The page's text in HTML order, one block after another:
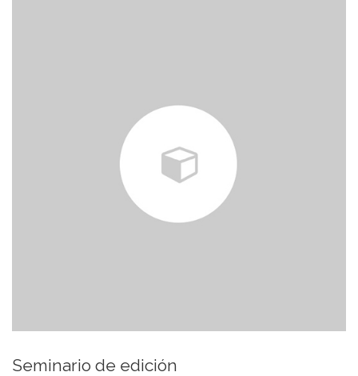
Seminario de edición